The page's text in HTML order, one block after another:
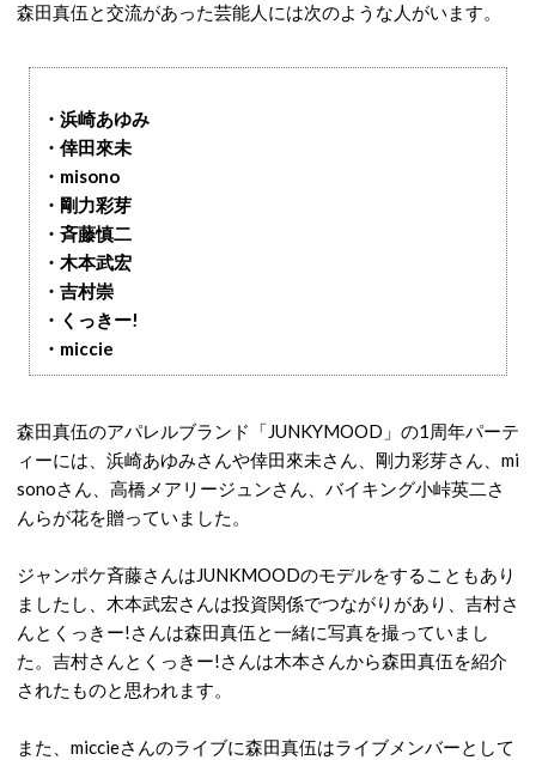
森田真伍と交流があった芸能人には次のような人がいます。
・浜崎あゆみ
・倖田來未
・misono
・剛力彩芽
・斉藤慎二
・木本武宏
・吉村崇
・くっきー!
・miccie
森田真伍のアパレルブランド「JUNKYMOOD」の1周年パーテ
ィーには、浜崎あゆみさんや倖田來未さん、剛力彩芽さん、mi
sonoさん、高橋メアリージュンさん、バイキング小峠英二さ
んらが花を贈っていました。
ジャンポケ斉藤さんはJUNKMOODのモデルをすることもあり
ましたし、木本武宏さんは投資関係でつながりがあり、吉村さ
んとくっきー!さんは森田真伍と一緒に写真を撮っていまし
た。吉村さんとくっきー!さんは木本さんから森田真伍を紹介
されたものと思われます。
また、miccieさんのライブに森田真伍はライブメンバーとして